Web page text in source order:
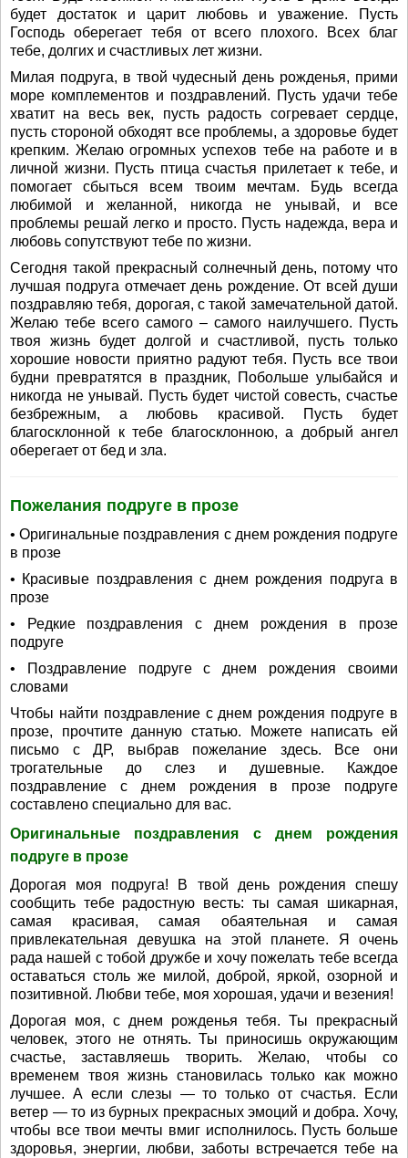
будет достаток и царит любовь и уважение. Пусть
Господь оберегает тебя от всего плохого. Всех благ
тебе, долгих и счастливых лет жизни.
Милая подруга, в твой чудесный день рожденья, прими
море комплементов и поздравлений. Пусть удачи тебе
хватит на весь век, пусть радость согревает сердце,
пусть стороной обходят все проблемы, а здоровье будет
крепким. Желаю огромных успехов тебе на работе и в
личной жизни. Пусть птица счастья прилетает к тебе, и
помогает сбыться всем твоим мечтам. Будь всегда
любимой и желанной, никогда не унывай, и все
проблемы решай легко и просто. Пусть надежда, вера и
любовь сопутствуют тебе по жизни.
Сегодня такой прекрасный солнечный день, потому что
лучшая подруга отмечает день рождение. От всей души
поздравляю тебя, дорогая, с такой замечательной датой.
Желаю тебе всего самого – самого наилучшего. Пусть
твоя жизнь будет долгой и счастливой, пусть только
хорошие новости приятно радуют тебя. Пусть все твои
будни превратятся в праздник, Побольше улыбайся и
никогда не унывай. Пусть будет чистой совесть, счастье
безбрежным, а любовь красивой. Пусть будет
благосклонной к тебе благосклонною, а добрый ангел
оберегает от бед и зла.
Пожелания подруге в прозе
• Оригинальные поздравления с днем рождения подруге
в прозе
• Красивые поздравления с днем рождения подруга в
прозе
• Редкие поздравления с днем рождения в прозе
подруге
• Поздравление подруге с днем рождения своими
словами
Чтобы найти поздравление с днем рождения подруге в
прозе, прочтите данную статью. Можете написать ей
письмо с ДР, выбрав пожелание здесь. Все они
трогательные до слез и душевные. Каждое
поздравление с днем рождения в прозе подруге
составлено специально для вас.
Оригинальные поздравления с днем рождения
подруге в прозе
Дорогая моя подруга! В твой день рождения спешу
сообщить тебе радостную весть: ты самая шикарная,
самая красивая, самая обаятельная и самая
привлекательная девушка на этой планете. Я очень
рада нашей с тобой дружбе и хочу пожелать тебе всегда
оставаться столь же милой, доброй, яркой, озорной и
позитивной. Любви тебе, моя хорошая, удачи и везения!
Дорогая моя, с днем рожденья тебя. Ты прекрасный
человек, этого не отнять. Ты приносишь окружающим
счастье, заставляешь творить. Желаю, чтобы со
временем твоя жизнь становилась только как можно
лучшее. А если слезы — то только от счастья. Если
ветер — то из бурных прекрасных эмоций и добра. Хочу,
чтобы все твои мечты вмиг исполнилось. Пусть больше
здоровья, энергии, любви, заботы встречается тебе на